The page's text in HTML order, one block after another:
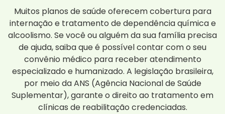
Muitos planos de saúde oferecem cobertura para
internação e tratamento de dependência química e
alcoolismo. Se você ou alguém da sua família precisa
de ajuda, saiba que é possível contar com o seu
convênio médico para receber atendimento
especializado e humanizado. A legislação brasileira,
por meio da ANS (Agência Nacional de Saúde
Suplementar), garante o direito ao tratamento em
clínicas de reabilitação credenciadas.